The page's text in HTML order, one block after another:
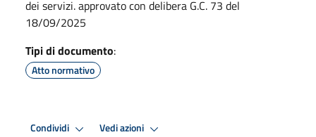
dei servizi. approvato con delibera G.C. 73 del
18/09/2025
Tipi di documento:
Atto normativo
Condividi Vedi azioni